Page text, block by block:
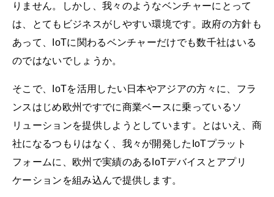
りません。しかし、我々のようなベンチャーにとって
は、とてもビジネスがしやすい環境です。政府の方針も
あって、IoTに関わるベンチャーだけでも数千社はいる
のではないでしょうか。
そこで、IoTを活用したい日本やアジアの方々に、フラ
ンスはじめ欧州ですでに商業ベースに乗っているソ
リューションを提供しようとしています。とはいえ、商
社になるつもりはなく、我々が開発したIoTプラット
フォームに、欧州で実績のあるIoTデバイスとアプリ
ケーションを組み込んで提供します。